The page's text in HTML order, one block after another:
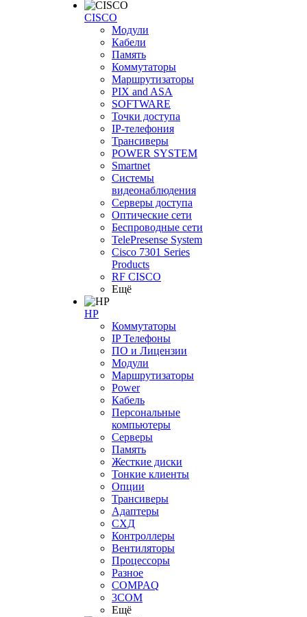
CISCO
Модули
Кабели
Память
Коммутаторы
Маршрутизаторы
PIX and ASA
SOFTWARE
Точки доступа
IP-телефония
Трансиверы
POWER SYSTEM
Smartnet
Системы
видеонаблюдения
Серверы доступа
Оптические сети
Беспроводные сети
TelePresense System
Cisco 7301 Series
Products
RF CISCO
Ещё
HP
Коммутаторы
IP Телефоны
ПО и Лицензии
Модули
Маршрутизаторы
Power
Кабель
Персональные
компьютеры
Серверы
Память
Жесткие диски
Тонкие клиенты
Опции
Трансиверы
Адаптеры
СХД
Контроллеры
Вентиляторы
Процессоры
Разное
COMPAQ
3COM
Ещё